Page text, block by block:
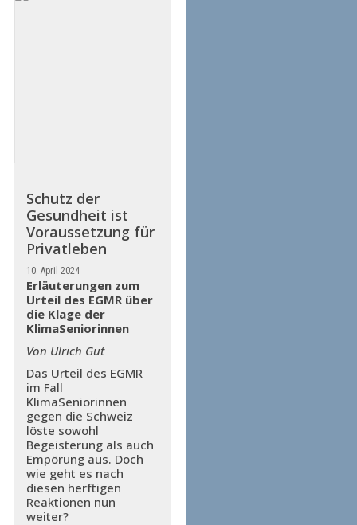
Schutz der
Gesundheit ist
Voraussetzung für
Privatleben
10. April 2024
Erläuterungen zum
Urteil des EGMR über
die Klage der
KlimaSeniorinnen
Von Ulrich Gut
Das Urteil des EGMR
im Fall
KlimaSeniorinnen
gegen die Schweiz
löste sowohl
Begeisterung als auch
Empörung aus. Doch
wie geht es nach
diesen herftigen
Reaktionen nun
weiter?